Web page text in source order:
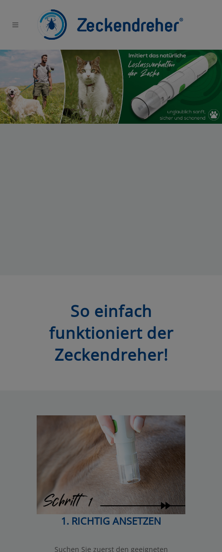
So einfach
funktioniert der
Zeckendreher!
1. RICHTIG ANSETZEN
Suchen Sie zuerst den geeigneten